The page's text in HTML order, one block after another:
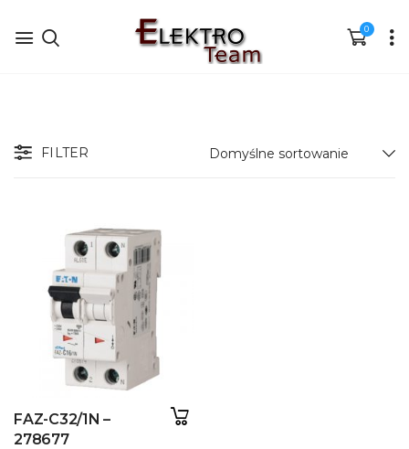
0
FILTER
FAZ-C32/1N –
278677